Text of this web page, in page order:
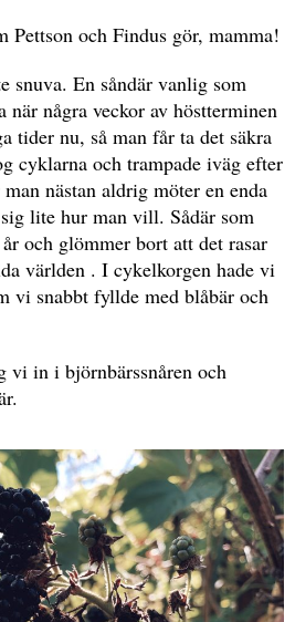
Pettson och Findus gör, mamma!
snuva. En såndär vanlig som
när några veckor av höstterminen
tider nu, så man får ta det säkra
cyklarna och trampade iväg efter
nästan aldrig möter en enda
lite hur man vill. Sådär som
och glömmer bort att det rasar
världen . I cykelkorgen hade vi
vi snabbt fyllde med blåbär och
vi in i björnbärssnåren och